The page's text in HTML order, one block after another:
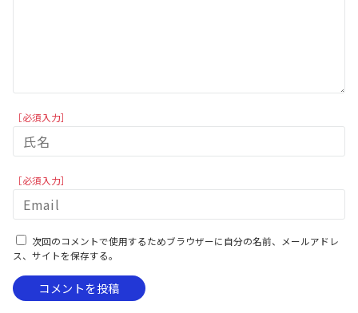
［必須入力］
［必須入力］
次回のコメントで使用するためブラウザーに自分の名前、メールアドレ
ス、サイトを保存する。